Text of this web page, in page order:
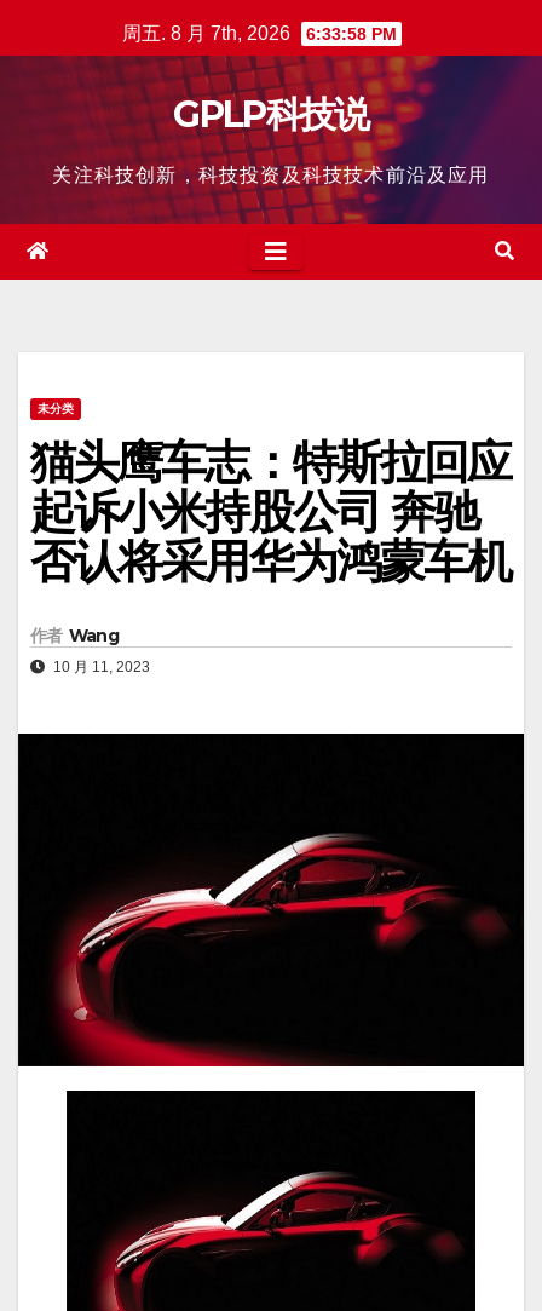
至
周五. 8 月 7th, 2026 6:33:59 PM
GPLP科技说
关注科技创新，科技投资及科技技术前沿及应用
未分类
猫头鹰车志：特斯拉回应
起诉小米持股公司 奔驰
否认将采用华为鸿蒙车机
作者 Wang
10 月 11, 2023